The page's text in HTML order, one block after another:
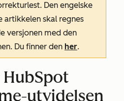
Den engelske
artikkelen skal regnes
versjonen med den
Du finner den her.
utvidelsen